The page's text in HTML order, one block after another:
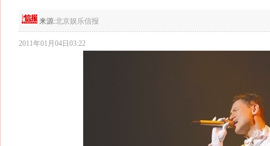
来源:北京娱乐信报
2011年01月04日03:22